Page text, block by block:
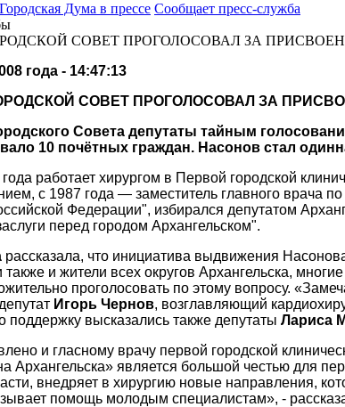
Городская Дума в прессе Сообщает пресс-cлужба
СОВЕТ ПРОГОЛОСОВАЛ ЗА
года - 14:47:13
СОВЕТ ПРОГОЛОСОВАЛ ЗА
Совета депутаты тайным
10 почётных граждан. Насонов стал
работает хирургом в Первой городской
с 1987 года — заместитель главного врача
Федерации", избирался депутатом
перед городом Архангельском".
рассказала, что инициатива выдвижения
и жители всех округов Архангельска,
проголосовать по этому вопросу.
Игорь Чернов, возглавляющий
поддержку высказались также депутаты Лариса
и гласному врачу первой городской
Архангельска» является большой честью для
внедряет в хирургию новые направления,
помощь молодым специалистам», -